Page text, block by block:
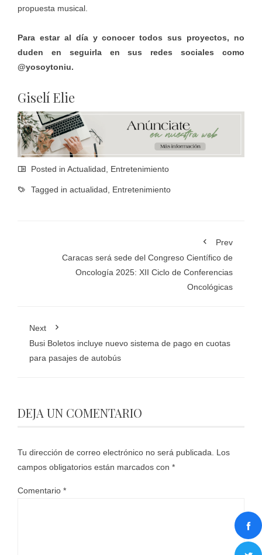
propuesta musical.
Para estar al día y conocer todos sus proyectos, no
duden en seguirla en sus redes sociales como
@yosoytoniu.
Giselí Elie
Posted in Actualidad Entretenimiento
Tagged in actualidad Entretenimiento
Prev
Caracas será sede del Congreso Científico de
Oncología 2025: XII Ciclo de Conferencias
Oncológicas
Next
Busi Boletos incluye nuevo sistema de pago en cuotas
para pasajes de autobús
DEJA UN COMENTARIO
Tu dirección de correo electrónico no será publicada.
Los
campos obligatorios están marcados con *
Comentario *